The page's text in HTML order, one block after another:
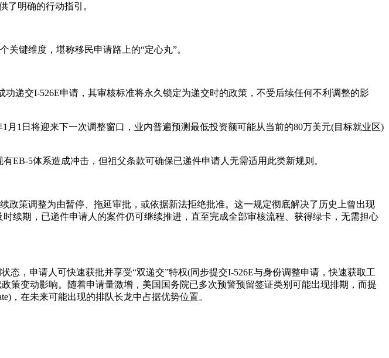
了明确的行动指引。
键维度，堪称移民申请路上的“定心丸”。
递交I-526E申请，其审核标准将永久锁定为递交时的政策，不受后续任何不利调整的影
1日将迎来下一次调整窗口，业内普遍预测最低投资额可能从当前的80万美元(目标就业区)
EB-5体系造成冲击，但祖父条款可确保已递件申请人无需适用此类新规则。
策调整为由暂停、拖延审批，或依据新法拒绝批准。这一规定彻底解决了历史上曾出现
续期，已递件申请人的案件仍可继续推进，直至完成全部审核流程、获得绿卡，无需担心
，申请人可快速获批并享受“双递交”特权(同步提交I-526E与身份调整申请，快速获取工
策变动影响。随着申请量激增，美国国务院已多次预警预留签证类别可能出现排期，而提
，在未来可能出现的排队长龙中占据优势位置。